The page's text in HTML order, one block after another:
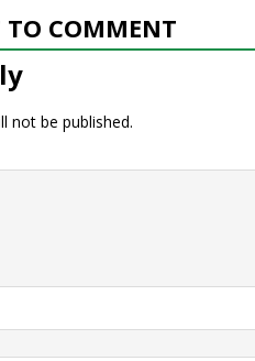
TO COMMENT
not be published.